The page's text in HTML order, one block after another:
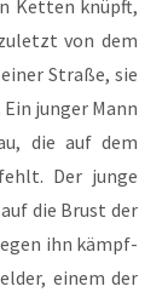
Ket­ten knüpft,
von dem
Stra­ße, sie
jun­ger Mann
die auf dem
Der jun­ge
die Brust der
ihn kämpf­
einem der